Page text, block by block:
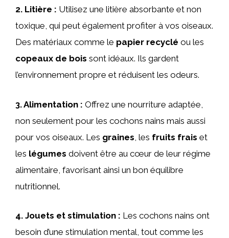
2. Litière : Utilisez une litière absorbante et non
toxique, qui peut également profiter à vos oiseaux.
Des matériaux comme le papier recyclé ou les
copeaux de bois sont idéaux. Ils gardent
l’environnement propre et réduisent les odeurs.
3.Alimentation : Offrez une nourriture adaptée,
non seulement pour les cochons nains mais aussi
pour vos oiseaux. Les graines , les fruits frais et
les légumes doivent être au cœur de leur régime
alimentaire, favorisant ainsi un bon équilibre
nutritionnel.
4. Jouets et stimulation : Les cochons nains ont
besoin d’une stimulation mental, tout comme les